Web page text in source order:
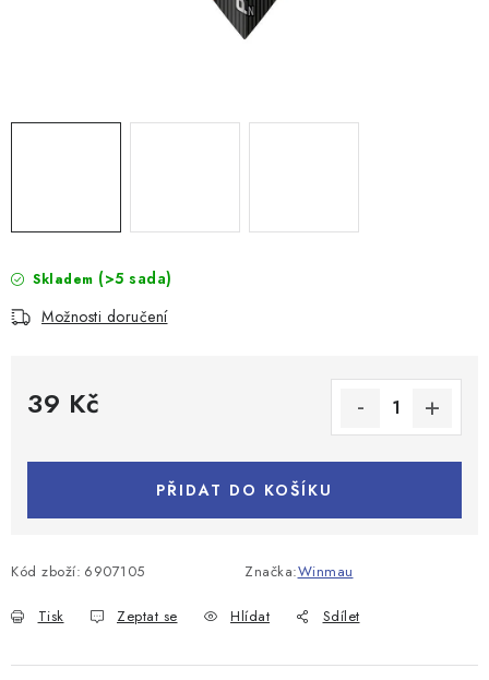
Skladem (>5 sada)
Možnosti doručení
39 Kč
PŘIDAT DO KOŠÍKU
Kód zboží: 6907105 Značka:Winmau
Tisk Zeptat se Hlídat Sdílet